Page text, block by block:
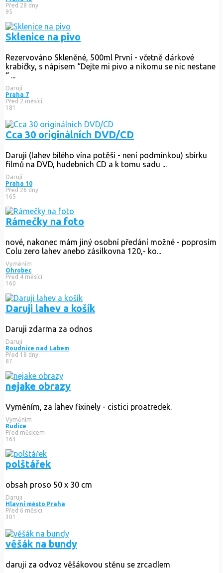
Před 28 dny
95
Sklenice na pivo
Rezervováno Skleněné, 500ml První - včetně dárkové
krabičky, s nápisem “Dejte mi pivo a nikomu se nic nestane
“ ...
Daruji
Praha 7
Před 2 měsíci
181
Cca 30 originálních DVD/CD
Daruji (lahev bílého vína potěší - není podmínkou) sbírku
filmů na DVD, hudebních CD a k tomu sadu ...
Daruji
Praha 10
Před 26 dny
165
Rámečky na foto
nové, nakonec mám jiný osobní předání možné - poprosím
Colu zero lahev anebo zásilkovna 120,- ko...
Vyměním
Ohrobec
Před 4 měsíci
160
Daruji lahev a košík
Daruji zdarma za odnos
Daruji
Roudnice nad Labem
Před 18 dny
87
nejake obrazy
Vyměním, za lahev fixinely - cistici proatredek.
Vyměním
Rudice
Před měsícem
163
polštářek
obsah proso 50 x 30 cm
Daruji
Hlavní město Praha
Před 6 měsíci
301
věšák na bundy
daruji za odvoz věšákovou stěnu se zrcadlem